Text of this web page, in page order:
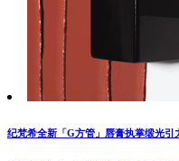
纪梵希全新「G方管」唇膏执掌缎光引